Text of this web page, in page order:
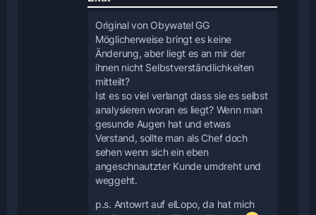
Original von Obywatel GG
Möglicherweise bringt es keine
Änderung, aber liegt es an mir der
ihnen nicht Selbstverständlichkeiten
mitteilt?
Ist es so viel verlangt dass sie es selbst
analysieren woran es liegt? Wenn man
gesunde Augen hat und etwas
Verstand, sollte man als Chef doch
sehen wenn sich ein eben
angeschnautzter Kunde umdreht und
weggeht.
p.s. Antowrt auf elLopo, da hat mich